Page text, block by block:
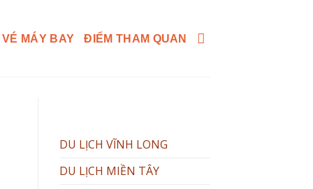
VÉ MÁY BAY ĐIỂM THAM QUAN
DU LỊCH VĨNH LONG
DU LỊCH MIỀN TÂY